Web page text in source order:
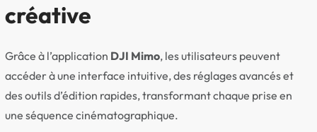
créative
Grâce à l’application DJI Mimo, les utilisateurs peuvent
accéder à une interface intuitive, des réglages avancés et
des outils d’édition rapides, transformant chaque prise en
une séquence cinématographique.